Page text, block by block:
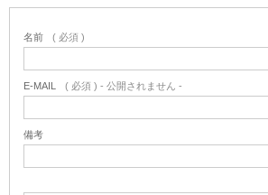
名前 ( 必須 )
E-MAIL ( 必須 ) - 公開されません -
備考